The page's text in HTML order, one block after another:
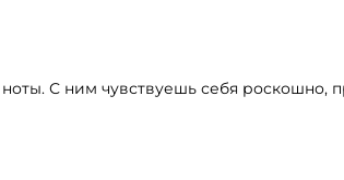
С ним чувствуешь себя роскошно,